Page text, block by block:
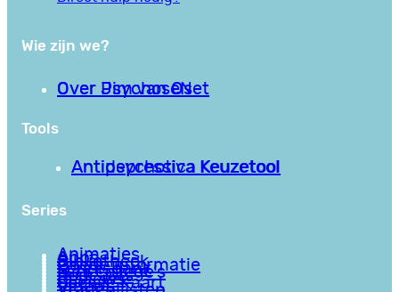
Wie zijn we?
Over PsychoseNet
Over Jim van Os
Tools
Antipsychotica Keuzetool
Antidepressiva Keuzetool
Series
Animaties
Apps
Bibliotheek
Goede informatie
Kennisbank
Mini college’s
Podcasts
Reviews
Sociale Kaart
Video’s